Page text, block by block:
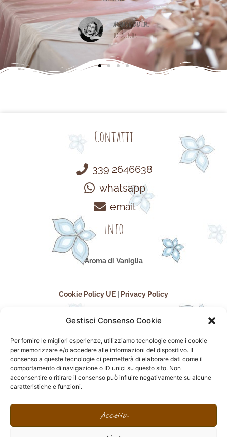
Gestisci Consenso Cookie
Per fornire le migliori esperienze, utilizziamo tecnologie come i cookie
per memorizzare e/o accedere alle informazioni del dispositivo. Il
consenso a queste tecnologie ci permetterà di elaborare dati come il
comportamento di navigazione o ID unici su questo sito. Non
acconsentire o ritirare il consenso può influire negativamente su alcune
caratteristiche e funzioni.
Accetta
Arianna Sabatini
da Facebook
Contatti
339 2646638
whatsapp
email
Info
Aroma di Vaniglia
Cookie Policy UE Privacy Policy
seguici sui social
F
e
I
n
t
P
i
t
F
c